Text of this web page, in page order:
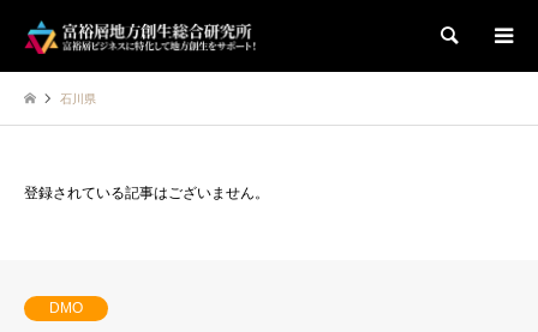
検索
石川県
登録されている記事はございません。
DMO